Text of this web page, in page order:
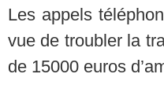
Les appels
vue de troubler la
de 15000 euros